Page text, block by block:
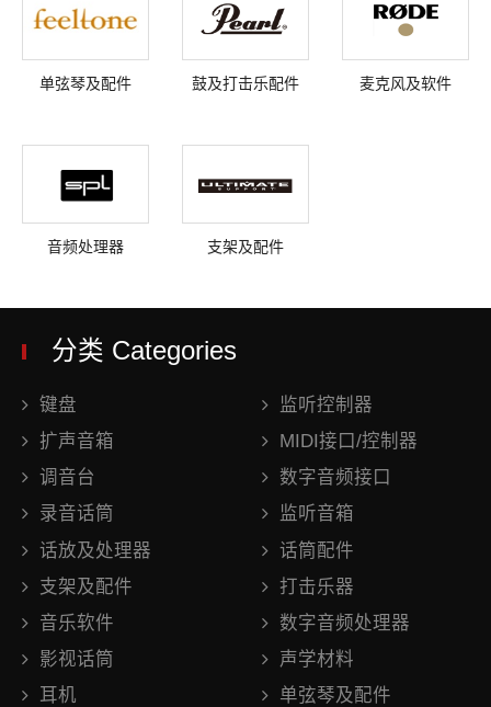
单弦琴及配件 鼓及打击乐配件 麦克风及软件
音频处理器 支架及配件
分类 Categories
键盘
监听控制器
扩声音箱
MIDI接口/控制器
调音台
数字音频接口
录音话筒
监听音箱
话放及处理器
话筒配件
支架及配件
打击乐器
音乐软件
数字音频处理器
影视话筒
声学材料
耳机
单弦琴及配件